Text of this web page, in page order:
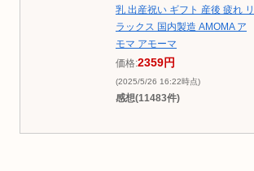
乳 出産祝い ギフト 産後 疲れ リ
ラックス 国内製造 AMOMA ア
モマ アモーマ
価格:2359円
(2025/5/26 16:22時点)
感想(11483件)